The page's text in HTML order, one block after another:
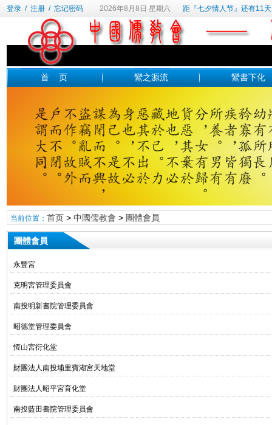
登录/ 注册/ 忘记密码 2026年8月8日 星期六 距『七夕情人节』还有11天
首 页 鸞之源流 鸞書下化
当前位置： 首页> 中國儒教會 > 團體會員
團體會員
永豐宮
克明宮管理委員會
南投明新書院管理委員會
昭德堂管理委員會
恆山宮衍化堂
財團法人南投埔里寶湖宮天地堂
財團法人昭平宮育化堂
南投藍田書院管理委員會